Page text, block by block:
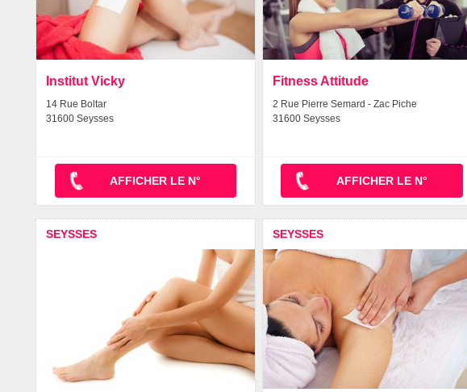
Institut Vicky
14 Rue Boltar
31600 Seysses
AFFICHER LE N°
Fitness Attitude
2 Rue Pierre Semard - Zac Piche
31600 Seysses
AFFICHER LE N°
SEYSSES SEYSSES